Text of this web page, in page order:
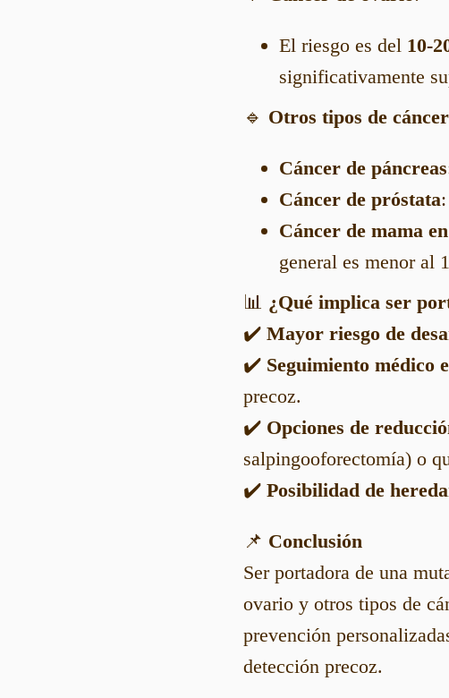
El riesgo es del 10-
significativamente
🔹 Otros tipos de cáncer
Cáncer de páncreas
Cáncer de próstata
Cáncer de mama
general es menor al
📊 ¿Qué implica ser
✔️ Mayor riesgo de
✔️ Seguimiento médico
precoz.
✔️ Opciones de
salpingooforectomía) o
✔️ Posibilidad de
📌 Conclusión
Ser portadora de una
ovario y otros tipos de
prevención
detección precoz.